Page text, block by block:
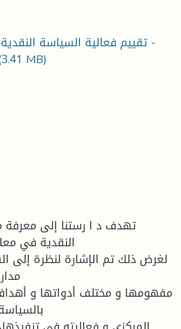
MB)
تهدف د ا رستنا إلى
النقدية في
لغرض ذلك تم الإشارة لنظرة إلى
مفهومها و مختلف أدواتها و